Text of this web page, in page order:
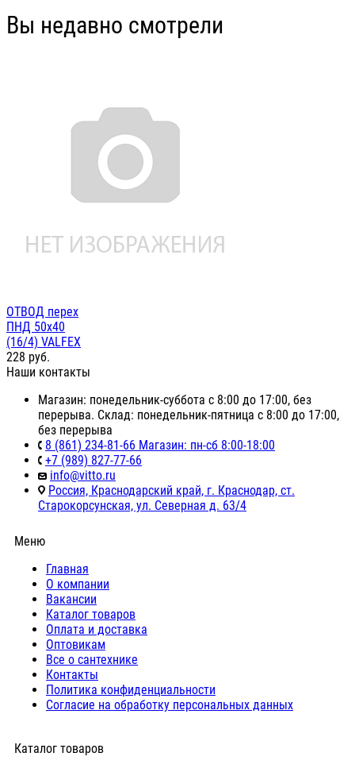
Вы недавно смотрели
ОТВОД перех
ПНД 50х40
(16/4) VALFEX
228 руб.
Наши контакты
Магазин: понедельник-суббота с 8:00 до 17:00, без
перерыва. Склад: понедельник-пятница с 8:00 до 17:00,
без перерыва
8 (861) 234-81-66 Магазин: пн-сб 8:00-18:00
+7 (989) 827-77-66
info@vitto.ru
Россия, Краснодарский край, г. Краснодар, ст.
Старокорсунская, ул. Северная д. 63/4
Меню
Главная
О компании
Вакансии
Каталог товаров
Оплата и доставка
Оптовикам
Все о сантехнике
Контакты
Политика конфиденциальности
Согласие на обработку персональных данных
Каталог товаров